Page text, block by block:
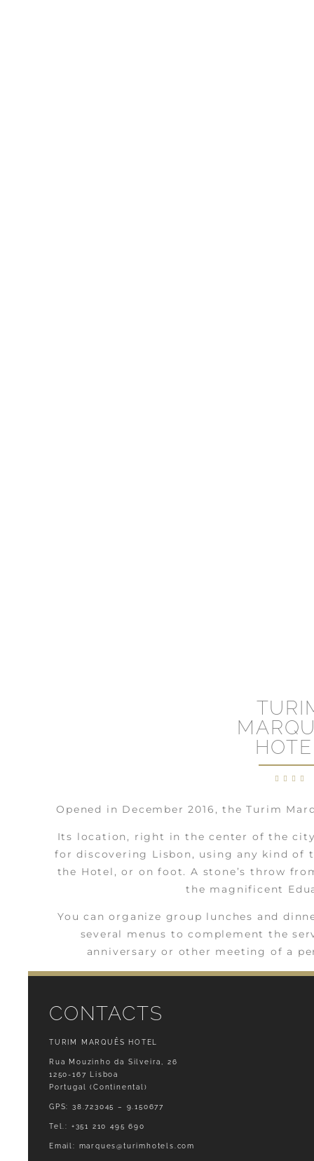
Opened in December 2016, the Turim
Its location, right in the center of the
for discovering Lisbon, using any kind of
the Hotel, or on foot. A stone’s throw
the magnificent
You can organize group lunches and
several menus to complement the
anniversary or other meeting of a
CONTACTS
TURIM MARQUÊS HOTEL
Rua Mouzinho da Silveira, 26
1250-167 Lisboa
Portugal (Continental)
GPS: 38.723045 – 9.150677
Tel.: +351 210 495 690
Email: marques@turimhotels.com